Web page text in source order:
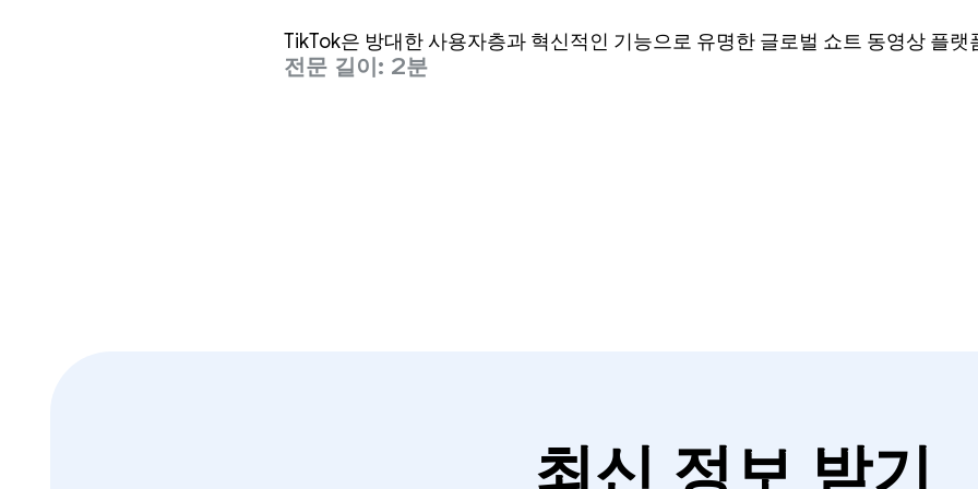
의 앱 성능 개선
TikTok은 방대한 사용자층과 혁신적인 기능으로 유명한 글로벌 쇼트 동영상 플랫
전문 길이: 2분
최신 정보 받기